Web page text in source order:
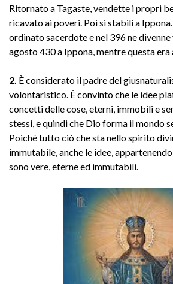
Ritornato a Tagaste, vendette i propri
ricavato ai poveri. Poi si stabilì a Ippona.
ordinato sacerdote e nel 396 ne
agosto 430 a Ippona, mentre questa era
2. È considerato il padre del
volontaristico. È convinto che le idee
concetti delle cose, eterni, immobili e
stessi, e quindi che Dio forma il mondo
Poiché tutto ciò che sta nello spirito
immutabile, anche le idee,
sono vere, eterne ed immutabili.